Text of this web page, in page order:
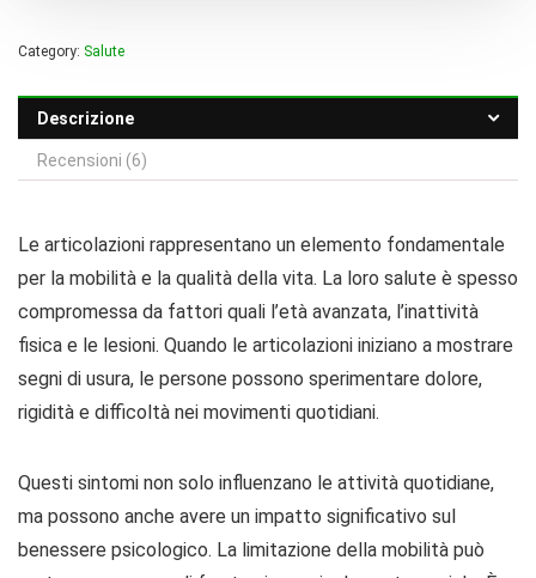
Category: Salute
Descrizione
Recensioni (6)
Le articolazioni rappresentano un elemento fondamentale
per la mobilità e la qualità della vita. La loro salute è spesso
compromessa da fattori quali l’età avanzata, l’inattività
fisica e le lesioni. Quando le articolazioni iniziano a mostrare
segni di usura, le persone possono sperimentare dolore,
rigidità e difficoltà nei movimenti quotidiani.
Questi sintomi non solo influenzano le attività quotidiane,
ma possono anche avere un impatto significativo sul
benessere psicologico. La limitazione della mobilità può